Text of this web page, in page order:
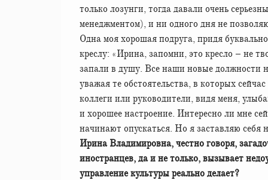
только лозунги, тогда давали очень
менеджментом), и ни одного дня не
Одна моя хорошая подруга, придя
креслу: «Ирина, запомни, это кресло – не
запали в душу. Все наши новые должности
уважая те обстоятельства, в которых
коллеги или руководители, видя меня,
и хорошее настроение. Интересно ли мне
начинают опускаться. Но я заставляю себя
Ирина Владимировна, честно говоря,
иностранцев, да и не только, вызывает
управление культуры реально делает?